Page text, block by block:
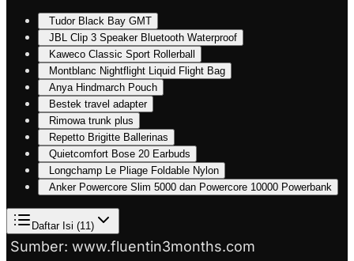
Tudor Black Bay GMT
JBL Clip 3 Speaker Bluetooth Waterproof
Kaweco Classic Sport Rollerball
Montblanc Nightflight Liquid Flight Bag
Anya Hindmarch Pouch
Bestek travel adapter
Rimowa trunk plus
Repetto Brigitte Ballerinas
Quietcomfort Bose 20 Earbuds
Longchamp Le Pliage Foldable Nylon
Anker Powercore Slim 5000 dan Powercore 10000 Powerbank
Daftar Isi (11)
Sumber: www.fluentin3months.com